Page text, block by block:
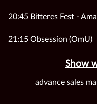
20:45 Bitteres Fest -
21:15 Obsession (OmU)
Show
advance sales